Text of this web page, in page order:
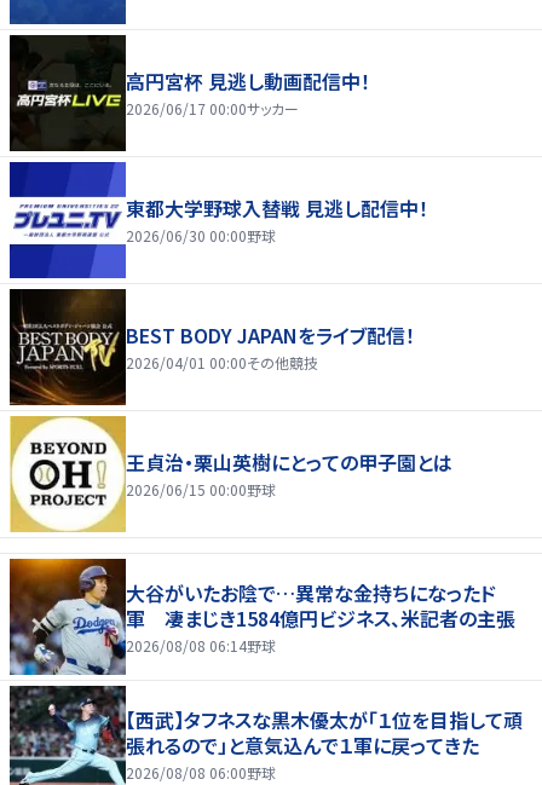
高円宮杯 見逃し動画配信中！
2026/06/17 00:00サッカー
東都大学野球入替戦 見逃し配信中！
2026/06/30 00:00野球
BEST BODY JAPANをライブ配信！
2026/04/01 00:00その他競技
王貞治・栗山英樹にとっての甲子園とは
2026/06/15 00:00野球
大谷がいたお陰で…異常な金持ちになったド
軍 凄まじき1584億円ビジネス、米記者の主張
2026/08/08 06:14野球
【西武】タフネスな黒木優太が「１位を目指して頑
張れるので」と意気込んで１軍に戻ってきた
2026/08/08 06:00野球